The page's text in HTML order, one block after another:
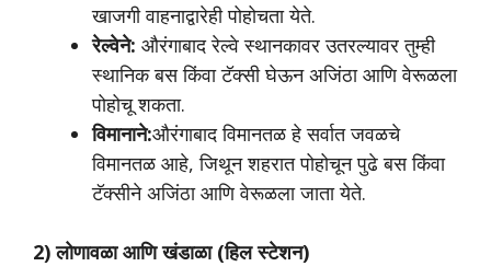
खाजगी वाहनाद्वारेही पोहोचता येते.
रेल्वेने: औरंगाबाद रेल्वे स्थानकावर उतरल्यावर तुम्ही
स्थानिक बस किंवा टॅक्सी घेऊन अजिंठा आणि वेरूळला
पोहोचू शकता.
विमानाने:औरंगाबाद विमानतळ हे सर्वात जवळचे
विमानतळ आहे, जिथून शहरात पोहोचून पुढे बस किंवा
टॅक्सीने अजिंठा आणि वेरूळला जाता येते.
2) लोणावळा आणि खंडाळा (हिल स्टेशन)